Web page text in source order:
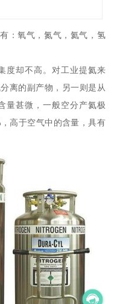
：氧气，氮气，氦气，氢
度却不高。对工业提氦来
离的副产物，另一则是从
量甚微，一般空分产氦极
高于空气中的含量，具有